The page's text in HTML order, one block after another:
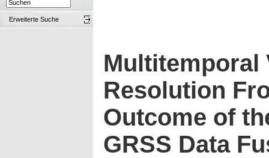
Erweiterte Suche
Multitemporal
Resolution
Outcome of
GRSS Data